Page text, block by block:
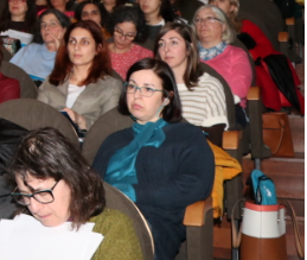
Segredos para alcançar o…
17.00€